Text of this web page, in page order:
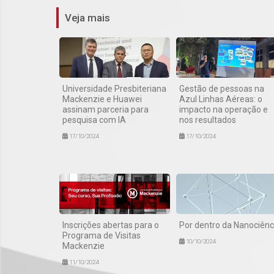
Veja mais
Universidade Presbiteriana
Mackenzie e Huawei
assinam parceria para
pesquisa com IA
17/10/2024
Gestão de pessoas na
Azul Linhas Aéreas: o
impacto na operação e
nos resultados
17/10/2024
Inscrições abertas para o
Programa de Visitas
Mackenzie
11/10/2024
Por dentro da
10/10/2024